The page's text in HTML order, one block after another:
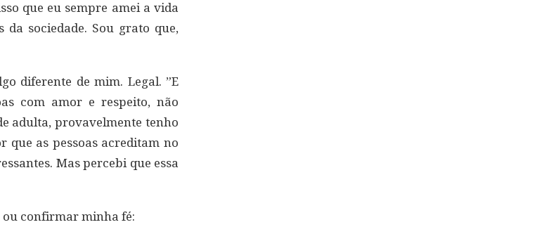
que eu sempre amei a vida
da sociedade. Sou grato que,
diferente de mim. Legal. ”E
com amor e respeito, não
adulta, provavelmente tenho
que as pessoas acreditam no
Mas percebi que essa
ou confirmar minha fé: